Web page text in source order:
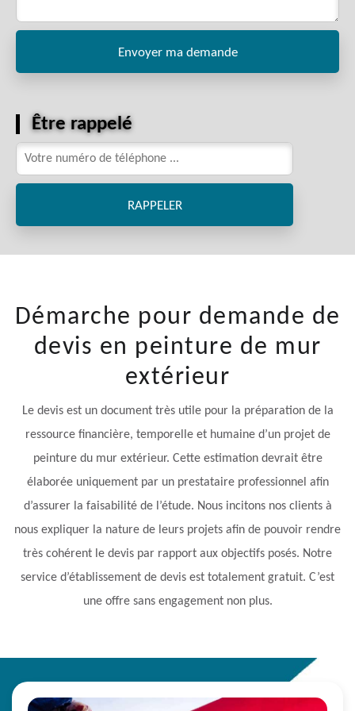
Être rappelé
Démarche pour demande de
devis en peinture de mur
extérieur
Le devis est un document très utile pour la préparation de la
ressource financière, temporelle et humaine d’un projet de
peinture du mur extérieur. Cette estimation devrait être
élaborée uniquement par un prestataire professionnel afin
d’assurer la faisabilité de l’étude. Nous incitons nos clients à
nous expliquer la nature de leurs projets afin de pouvoir rendre
très cohérent le devis par rapport aux objectifs posés. Notre
service d’établissement de devis est totalement gratuit. C’est
une offre sans engagement non plus.